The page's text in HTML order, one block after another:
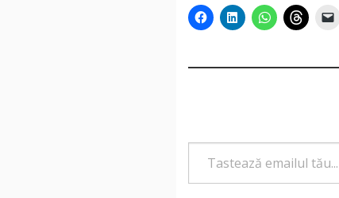
Tastează emailul tău...